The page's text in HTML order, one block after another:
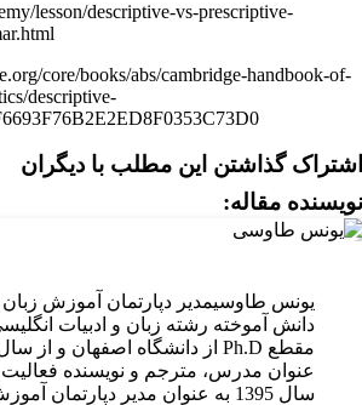
lesson/descriptive-vs-prescriptive-
core/books/abs/cambridge-handbook-of-
descriptive-
اشتراک گذاشتن این مطلب با دیگران
نویسنده مقاله:
یونس طاوسیمدیر دپارتمان آموزش
دانش آموخته رشته زبان و ادبیات
عنوان مدرس، مترجم و نویسنده
سال 1395 به عنوان مدیر دپارتمان